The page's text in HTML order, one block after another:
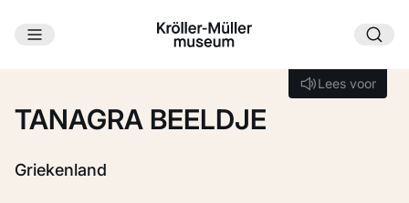
Ga naar hoofdinhoud
Lees voor
Lees voor
TANAGRA BEELDJE
Griekenland